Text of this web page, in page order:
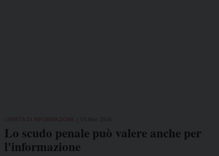
LIBERTÀ DI INFORMAZIONE
Lo scudo penale può valere anche per
l'informazione